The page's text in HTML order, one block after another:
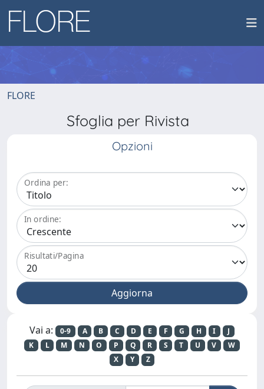
FLORE
Sfoglia per Rivista
Opzioni
Ordina per:
In ordine:
Risultati/Pagina
Vai a: 0-9 A B C D E F G H I
J
K
L M N O P Q R S T U V
W
X
Y Z